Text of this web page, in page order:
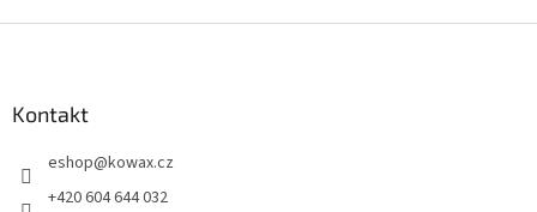
Kontakt
eshop@kowax.cz
+420 604 644 032